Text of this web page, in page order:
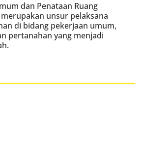
dan Penataan Ruang
unsur pelaksana
di bidang pekerjaan umum,
pertanahan yang menjadi